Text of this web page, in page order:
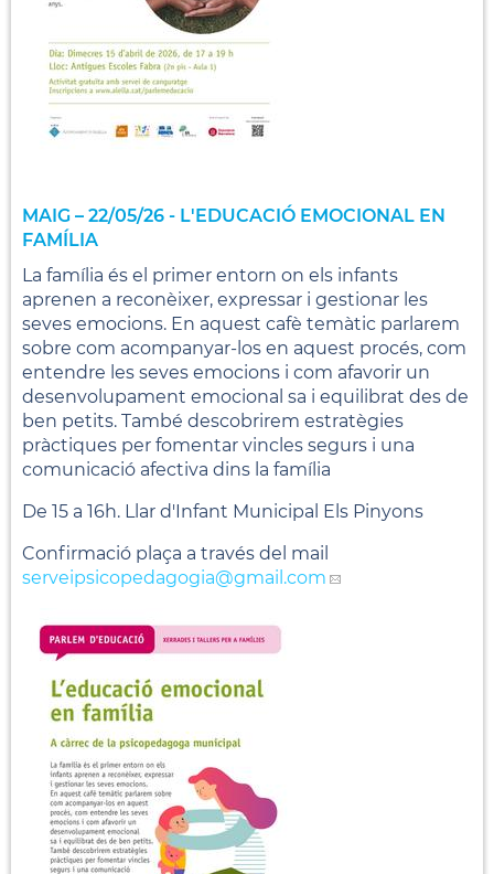
MAIG – 22/05/26 - L'EDUCACIÓ EMOCIONAL EN
FAMÍLIA
La família és el primer entorn on els infants
aprenen a reconèixer, expressar i gestionar les
seves emocions. En aquest cafè temàtic parlarem
sobre com acompanyar-los en aquest procés, com
entendre les seves emocions i com afavorir un
desenvolupament emocional sa i equilibrat des de
ben petits. També descobrirem estratègies
pràctiques per fomentar vincles segurs i una
comunicació afectiva dins la família
De 15 a 16h. Llar d'Infant Municipal Els Pinyons
Confirmació plaça a través del mail
serveipsicopedagogia@gmail.com